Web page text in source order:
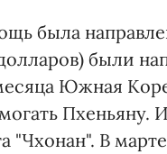
была
были
Южная
Пхеньяну.
В марте